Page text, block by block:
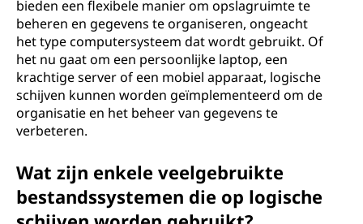
bieden een flexibele manier om opslagruimte te
beheren en gegevens te organiseren, ongeacht
het type computersysteem dat wordt gebruikt. Of
het nu gaat om een persoonlijke laptop, een
krachtige server of een mobiel apparaat, logische
schijven kunnen worden geïmplementeerd om de
organisatie en het beheer van gegevens te
verbeteren.
Wat zijn enkele veelgebruikte
bestandssystemen die op logische